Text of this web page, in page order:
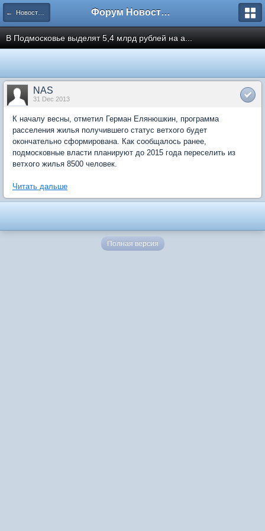
← Новости рынка недвижимости Форум Новостройки
В Подмосковье выделят 5,4 млрд рублей на а...
NAS
31 Dec 2013
К началу весны, отметил Герман Елянюшкин, программа
расселения жилья получившего статус ветхого будет
окончательно сформирована. Как сообщалось ранее,
подмосковные власти планируют до 2015 года переселить из
ветхого жилья 8500 человек.
Читать дальше
Полная версия